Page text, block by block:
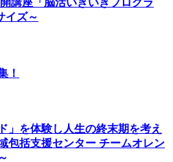
講座「脳活いきいきプログラ
イズ～
！
」を体験し人生の終末期を考え
包括支援センター チームオレン